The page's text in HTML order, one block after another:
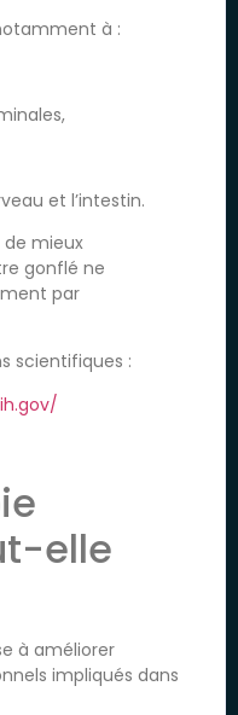
à :
et l’intestin.
mieux
gonflé ne
par
scientifiques :
elle
à améliorer
impliqués dans